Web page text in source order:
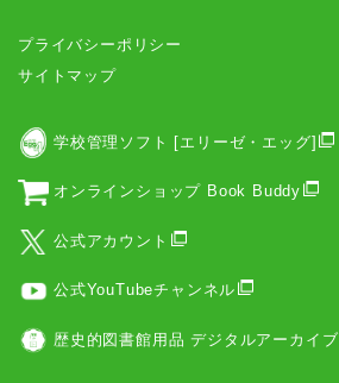
プライバシーポリシー
サイトマップ
学校管理ソフト [エリーゼ・エッグ]
オンラインショップ Book Buddy
公式アカウント
公式YouTubeチャンネル
歴史的図書館用品 デジタルアーカイブ